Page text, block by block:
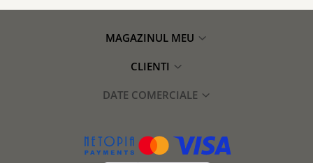
MAGAZINUL MEU
CLIENTI
DATE COMERCIALE